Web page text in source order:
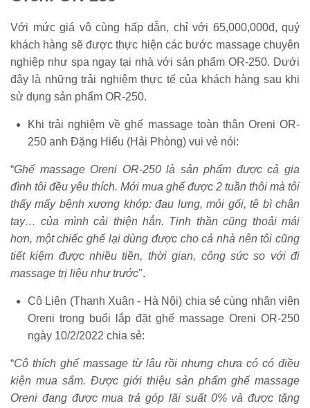
Với mức giá vô cùng hấp dẫn, chỉ với 65,000,000đ, quý
khách hàng sẽ được thực hiện các bước massage chuyên
nghiệp như spa ngay tại nhà với sản phẩm OR-250. Dưới
đây là những trải nghiệm thực tế của khách hàng sau khi
sử dụng sản phẩm OR-250.
Khi trải nghiệm về ghế massage toàn thân Oreni OR-
250 anh Đặng Hiếu (Hải Phòng) vui vẻ nói:
“Ghế massage Oreni OR-250 là sản phẩm được cả gia
đình tôi đều yêu thích. Mới mua ghế được 2 tuần thôi mà tôi
thấy mấy bệnh xương khớp: đau lưng, mỏi gối, tê bì chân
tay… của mình cải thiện hẳn. Tinh thần cũng thoải mái
hơn, một chiếc ghế lại dùng được cho cả nhà nên tôi cũng
tiết kiệm được nhiều tiền, thời gian, công sức so với đi
massage trị liệu như trước".
Cô Liên (Thanh Xuân - Hà Nội) chia sẻ cùng nhân viên
Oreni trong buổi lắp đặt ghế massage Oreni OR-250
ngày 10/2/2022 chia sẻ:
“Cô thích ghế massage từ lâu rồi nhưng chưa có có điều
kiện mua sắm. Được giới thiệu sản phẩm ghế massage
Oreni đang được mua trả góp lãi suất 0% và được tặng